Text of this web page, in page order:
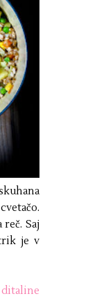
Saj
je v
ditaline